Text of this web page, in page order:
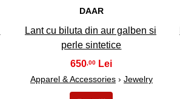
DAAR
Lant cu biluta din aur galben si
perle sintetice
650,00
Apparel & Accessories› Jewelry